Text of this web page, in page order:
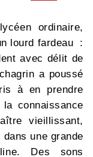
ordinaire,
lourd fardeau :
avec délit de
a poussé
à en prendre
connaissance
vieillissant,
une grande
Des sons